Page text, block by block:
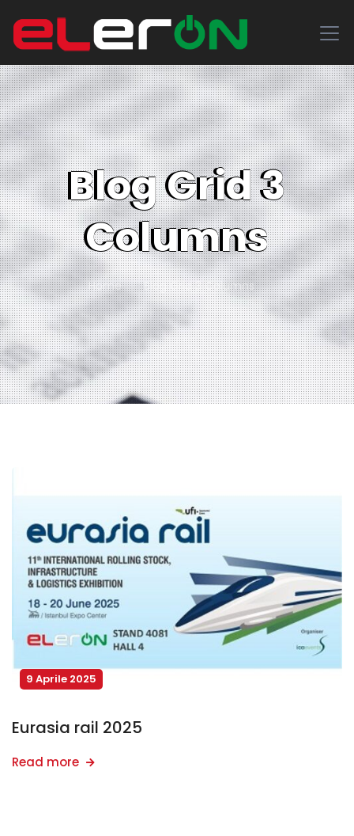
Blog Grid 3
Columns
Home Blog Grid 3 Columns
9 Aprile 2025
Eurasia rail 2025
Read more